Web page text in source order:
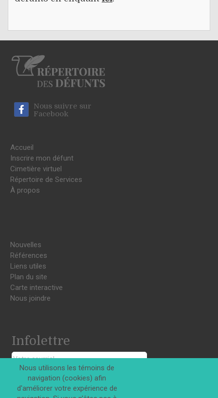
Nous suivre sur
Facebook
Accueil
Inscrire mon défunt
Cimetière virtuel
Répertoire de Services
À propos
Nouvelles
Références
Liens utiles
Plan du site
Carte interactive
Nous joindre
Infolettre
S'INSCRIRE
Nous utilisons les témoins de
navigation (cookies) afin
d'améliorer votre expérience de